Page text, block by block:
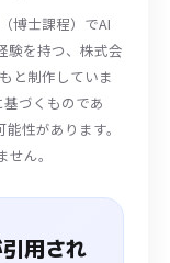
博士課程）でAI
験を持つ、株式会
と制作していま
づくものであ
性があります。
ん。
用され